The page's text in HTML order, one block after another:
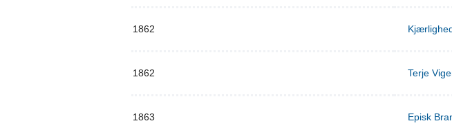
1862
1862 Terje
1863 Episk